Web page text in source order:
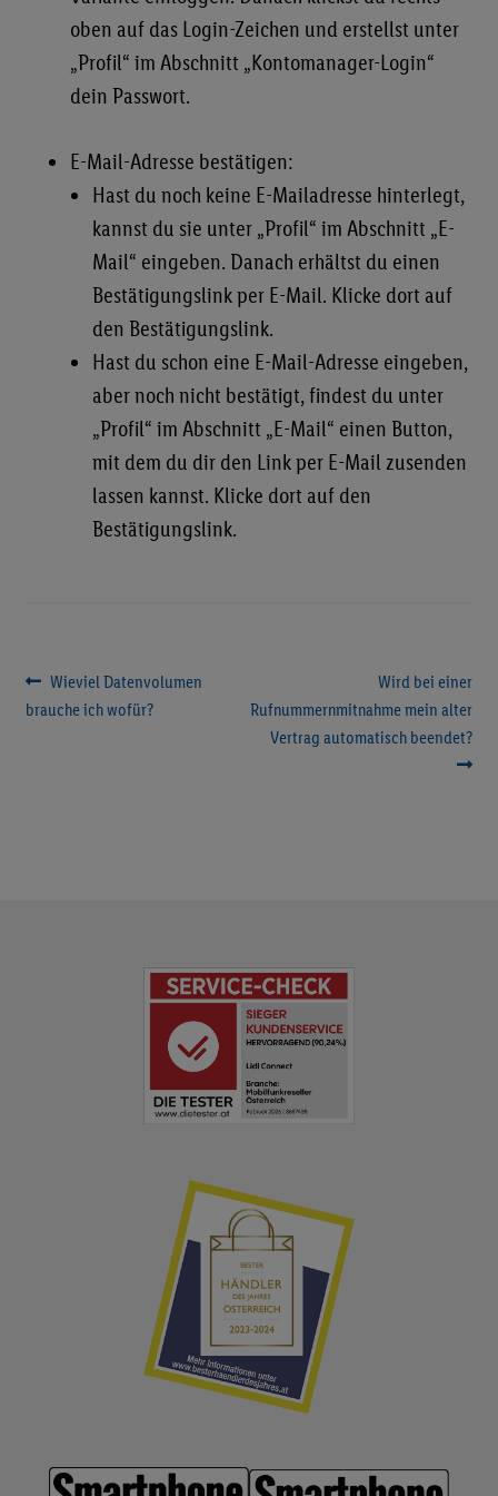
oben auf das Login-Zeichen und erstellst unter
„Profil“ im Abschnitt „Kontomanager-Login“
dein Passwort.
E-Mail-Adresse bestätigen:
Hast du noch keine E-Mailadresse hinterlegt,
kannst du sie unter „Profil“ im Abschnitt „E-
Mail“ eingeben. Danach erhältst du einen
Bestätigungslink per E-Mail. Klicke dort auf
den Bestätigungslink.
Hast du schon eine E-Mail-Adresse eingeben,
aber noch nicht bestätigt, findest du unter
„Profil“ im Abschnitt „E-Mail“ einen Button,
mit dem du dir den Link per E-Mail zusenden
lassen kannst. Klicke dort auf den
Bestätigungslink.
Beitragsnavigation
Vorheriger
Beitrag:
Wieviel Datenvolumen
brauche ich wofür?
Nächster
Beitrag:
Wird bei einer
Rufnummernmitnahme mein alter
Vertrag automatisch beendet?